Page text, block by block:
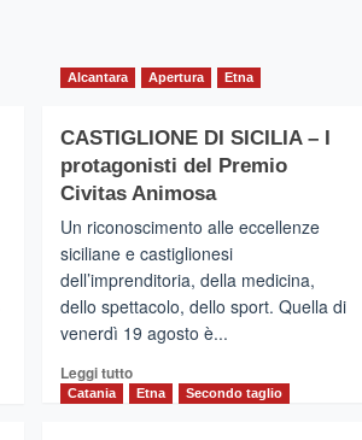
Alcantara Apertura Etna
CASTIGLIONE DI SICILIA – I
protagonisti del Premio
Civitas Animosa
Un riconoscimento alle eccellenze
siciliane e castiglionesi
dell’imprenditoria, della medicina,
dello spettacolo, dello sport. Quella di
venerdì 19 agosto è...
Leggi tuttoLeggi
di
Catania Etna Secondo taglio